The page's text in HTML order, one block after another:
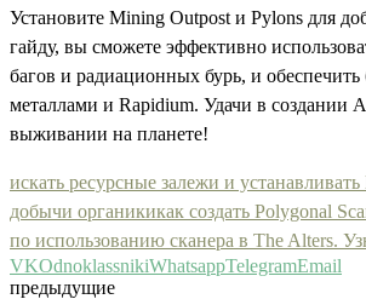
Установите Mining Outpost и Pylons для
гайду, вы сможете эффективно
багов и радиационных бурь, и обеспечить
металлами и Rapidium. Удачи в создании
выживании на планете!
искать ресурсные залежи и
добычи органикикак создать Polygonal
по использованию сканера в The Alters.
VKOdnoklassnikiWhatsappTelegramEmail
предыдущие